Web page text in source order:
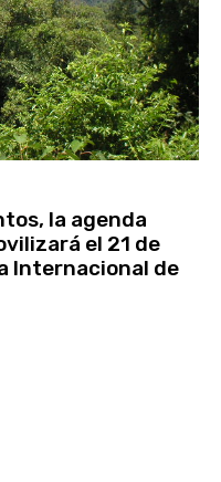
la agenda
el 21 de
Internacional de